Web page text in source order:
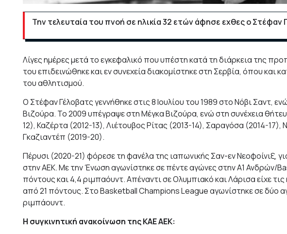
Την τελευταία του πνοή σε ηλικία 32 ετών άφησε εχθες ο Στέφαν
Λίγες ημέρες μετά το εγκεφαλικό που υπέστη κατά τη διάρκεια της
του επιδεινώθηκε και εν συνεχεία διακομίστηκε στη Σερβία, όπου
του αθλητισμού.
Ο Στέφαν Γέλοβατς γεννήθηκε στις 8 Ιουλίου του 1989 στο Νόβι Σαντ,
Βιζούρα. Το 2009 υπέγραψε στη Μέγκα Βιζούρα, ενώ στη συνέχεια
12), Καζέρτα (2012-13), Λιέτουβος Ρίτας (2013-14), Σαραγόσα (2014-17),
Γκαζιαντέπ (2019-20).
Πέρυσι (2020-21) φόρεσε τη φανέλα της ιαπωνικής Σαν-εν Νεοφοίνιξ,
στην ΑΕΚ. Με την Ένωση αγωνίστηκε σε πέντε αγώνες στην Α1 Ανδρών/
πόντους και 4,4 ριμπαόυντ. Απέναντι σε Ολυμπιακό και Λάρισα είχε
από 21 πόντους. Στο Basketball Champions League αγωνίστηκε σε δύο
ριμπάουντ.
Η συγκινητική ανακοίνωση της ΚΑΕ ΑΕΚ: